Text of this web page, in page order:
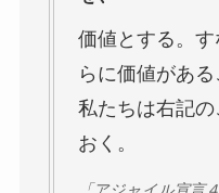
価値とする。
らに価値がある
私たちは右記
おく。
「アジャイル宣言